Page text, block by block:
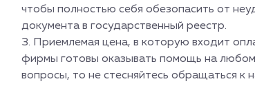
чтобы полностью себя обезопасить от
документа в государственный реестр.
Приемлемая цена, в которую входит
фирмы готовы оказывать помощь на
вопросы, то не стесняйтесь обращаться к